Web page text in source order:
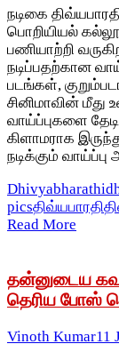
நடிகை
பொறியியல்
பணியாற்றி
நடிப்பதற்கான
படங்கள்,
சினிமாவின்
வாய்ப்புகளை
கிளாமராக
நடிக்கும்
Dhivyabharathi
picsதிவ்யபாரதி
Read More
தன்னுடைய
தெரிய போஸ்
Vinoth Kumar11